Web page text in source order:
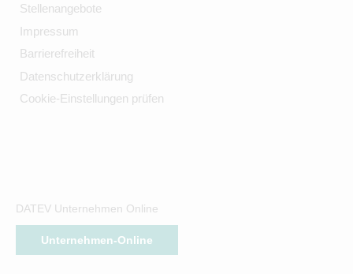
Stellenangebote
Impressum
Barrierefreiheit
Datenschutzerklärung
Cookie-Einstellungen prüfen
DATEV Unternehmen Online
Unternehmen-Online